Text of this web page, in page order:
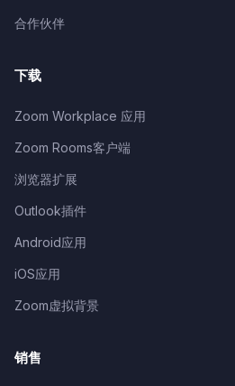
合作伙伴
下载
Zoom Workplace 应用
Zoom Rooms客户端
浏览器扩展
Outlook插件
Android应用
iOS应用
Zoom虚拟背景
销售